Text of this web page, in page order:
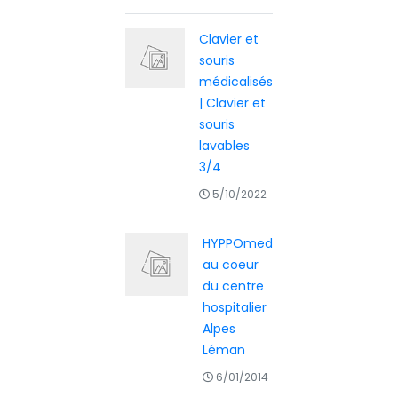
Clavier et
souris
médicalisés
| Clavier et
souris
lavables
3/4
5/10/2022
HYPPOmed
au coeur
du centre
hospitalier
Alpes
Léman
6/01/2014